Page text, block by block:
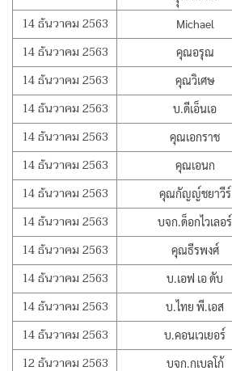
14 ธันวาคม 2563 Michael
14 ธันวาคม 2563 คุณอรุณ
14 ธันวาคม 2563 คุณวิเศษ
14 ธันวาคม 2563 บ.ดีเอ็นเอ
14 ธันวาคม 2563 คุณเอกราช
14 ธันวาคม 2563 คุณเอนก
14 ธันวาคม 2563 คุณกัญญ์ชยาวีร์
14 ธันวาคม 2563 บจก.ด็อกไวเลอร์
14 ธันวาคม 2563 คุณธีรพงศ์
14 ธันวาคม 2563 บ.เอฟ เอ ดับ
14 ธันวาคม 2563 บ.ไทย พี.เอส
14 ธันวาคม 2563 บ.คอนเวเยอร์
12 ธันวาคม 2563 บจก.กเบลโก้